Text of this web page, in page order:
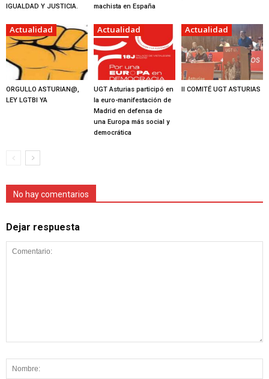
IGUALDAD Y JUSTICIA.
machista en España
Actualidad
ORGULLO ASTURIAN@,
LEY LGTBI YA
Actualidad
UGT Asturias participó en
la euro-manifestación de
Madrid en defensa de
una Europa más social y
democrática
Actualidad
II COMITÉ UGT ASTURIAS
No hay comentarios
Dejar respuesta